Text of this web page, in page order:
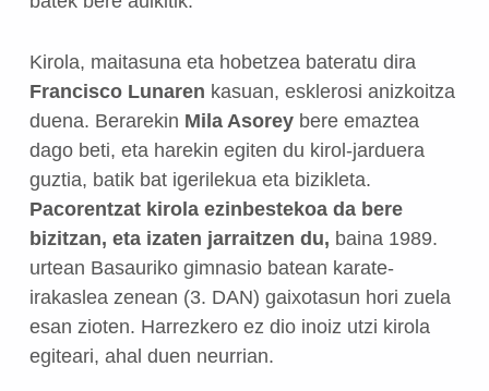
Kirola, maitasuna eta hobetzea bateratu dira
Francisco Lunaren kasuan, esklerosi anizkoitza
duena. Berarekin Mila Asorey bere emaztea
dago beti, eta harekin egiten du kirol-jarduera
guztia, batik bat igerilekua eta bizikleta.
Pacorentzat kirola ezinbestekoa da bere
bizitzan, eta izaten jarraitzen du, baina 1989.
urtean Basauriko gimnasio batean karate-
irakaslea zenean (3. DAN) gaixotasun hori zuela
esan zioten. Harrezkero ez dio inoiz utzi kirola
egiteari, ahal duen neurrian.